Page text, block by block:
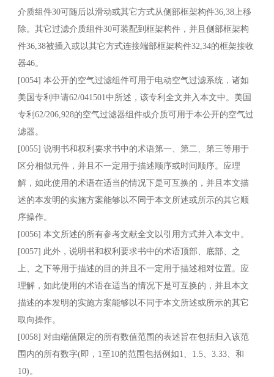
介质组件30可随后以滑动或其它方式从侧部框架构件36,38上移
除。其它过滤介质组件30可装配到框架构件，并且侧部框架构
件36,38被插入或以其它方式连接端部框架构件32,34的框架接收
器46。
[0054] 本公开的空气过滤组件可用于电动空气过滤系统，诸如
美国专利申请62/041501中所述，该专利全文并入本文中。美国
专利62/206,928的空气过滤器组件或介质可用于本公开的空气过
滤器。
[0055] 说明书和权利要求书中的术语第一、第二、第三等用于
区分相似元件，并且不一定用于描述顺序或时间顺序。应理
解，如此使用的术语在适当的情况下是可互换的，并且本文描
述的本发明的实施方案能够以不同于本文所述或所示的其它顺
序操作。
[0056] 本文所述的所有参考文献全文以引用方式并入本文中。
[0057] 此外，说明书和权利要求书中的术语顶部、底部、之
上、之下等用于描述的目的并且不一定用于描述相对位置。应
理解，如此使用的术语在适当的情况下是可互换的，并且本文
描述的本发明的实施方案能够以不同于本文所述或所示的其它
取向操作。
[0058] 对由端值限定的所有数值范围的表述旨在包括归入该范
围内的所有数字(即，1至10的范围包括例如1、1.5、3.33、和
10)。